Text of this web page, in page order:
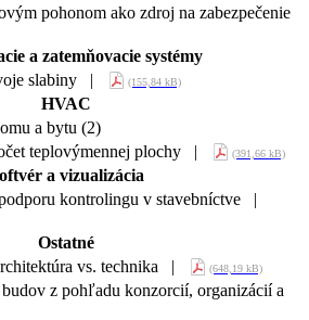
pohonom ako zdroj na zabezpečenie
a zatemňovacie systémy
slabiny |
(155,84 kB)
HVAC
a bytu (2)
teplovýmennej plochy |
(391,66 kB)
a vizualizácia
kontrolingu v stavebníctve |
Ostatné
vs. technika |
(648,19 kB)
z pohľadu konzorcií, organizácií a